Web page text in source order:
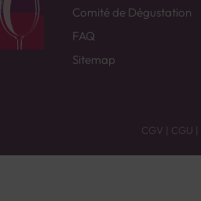
Comité de Dégustation
FAQ
Sitemap
CGV | CGU |